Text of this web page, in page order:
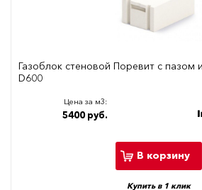
Газоблок стеновой Поревит с пазом
D600
Цена за м3:
5400 руб.
В корзину
Купить в 1 клик